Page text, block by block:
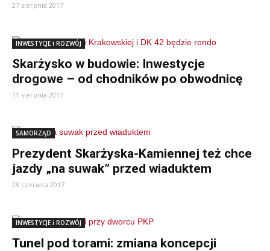
27 sierpnia 2017
INWESTYCJE i ROZWÓJ
Skarżysko w budowie: Inwestycje
drogowe – od chodników po obwodnicę
11 sierpnia 2017
SAMORZĄD
Prezydent Skarżyska-Kamiennej też chce
jazdy „na suwak” przed wiaduktem
28 czerwca 2017
INWESTYCJE i ROZWÓJ
Tunel pod torami: zmiana koncepcji